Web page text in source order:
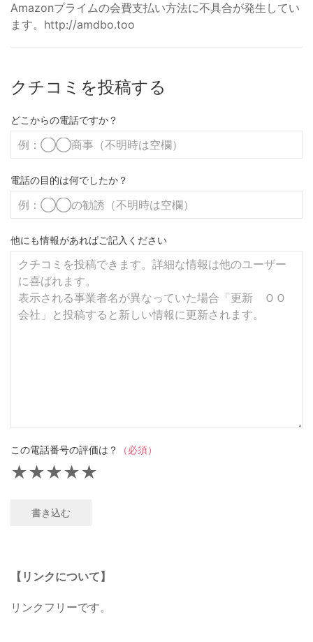
Amazonプライムの会費支払い方法に不具合が発生してい
ます。http://amdbo.too
クチコミを投稿する
どこからの電話ですか？
電話の目的は何でしたか？
他にも情報があればご記入ください
この電話番号の評価は？ （必須）
★
★
★
★
★
書き込む
【リンクについて】
リンクフリーです。